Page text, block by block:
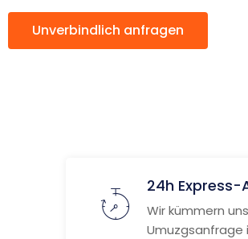
Unverbindlich anfragen
24h Express-
Wir kümmern
Umuzgsanfrage